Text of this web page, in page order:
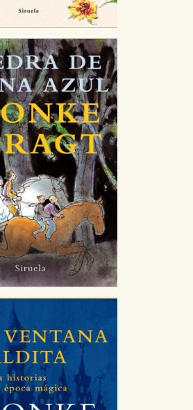
DE COOKIES
RECHAZAR TODO
necesarias para que nuestro sitio
es posible deshabilitarlas desde
posible hacerlo desde el
ese caso es posible que algunas
web dejen de funcionar
y analíticas
utilizan para mejorar su experiencia
optimizar el funcionamiento de
Almacenan configuraciones de
no tenga que reconfigurarlos cada
La información es agregada y, por lo
y redes sociales
gestionadas por nuestros socios
utilizan para mostrar publicidad
intereses en otros sitios. No
información personal sino
la identificación única de su
de internet.